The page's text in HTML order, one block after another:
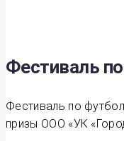
Фестиваль
Фестиваль по
призы ООО «УК